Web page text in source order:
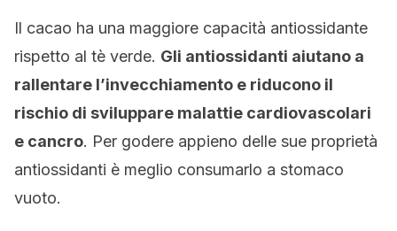
Il cacao ha una maggiore capacità antiossidante
rispetto al tè verde. Gli antiossidanti aiutano a
rallentare l’invecchiamento e riducono il
rischio di sviluppare malattie cardiovascolari
e cancro. Per godere appieno delle sue proprietà
antiossidanti è meglio consumarlo a stomaco
vuoto.